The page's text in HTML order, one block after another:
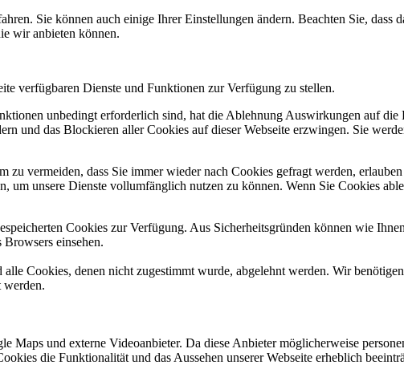
Sie können auch einige Ihrer Einstellungen ändern. Beachten Sie,
wir anbieten können.
verfügbaren Dienste und Funktionen zur Verfügung zu stellen.
unbedingt erforderlich sind, hat die Ablehnung Auswirkungen auf
und das Blockieren aller Cookies auf dieser Webseite erzwingen. Sie
vermeiden, dass Sie immer wieder nach Cookies gefragt werden,
um unsere Dienste vollumfänglich nutzen zu können. Wenn Sie Cookies
Cookies zur Verfügung. Aus Sicherheitsgründen können wie
einsehen.
Cookies, denen nicht zugestimmt wurde, abgelehnt werden. Wir
werden.
Maps und externe Videoanbieter. Da diese Anbieter möglicherweise
die Funktionalität und das Aussehen unserer Webseite erheblich